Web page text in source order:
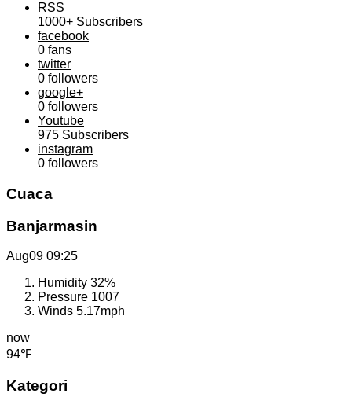
RSS
1000+ Subscribers
facebook
0 fans
twitter
0 followers
google+
0 followers
Youtube
975 Subscribers
instagram
0 followers
Cuaca
Banjarmasin
Aug09 09:25
Humidity 32%
Pressure 1007
Winds 5.17mph
now
94℉
Kategori